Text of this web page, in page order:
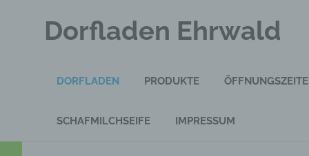
Dorfladen Ehrwald
DORFLADEN PRODUKTE
SCHAFMILCHSEIFE IMPRESSUM